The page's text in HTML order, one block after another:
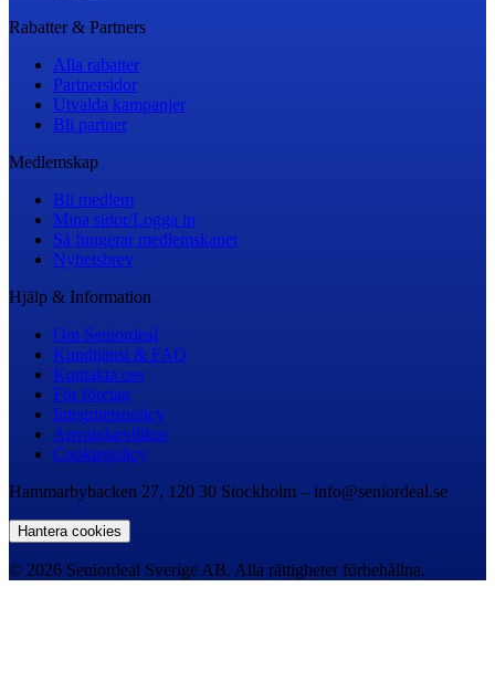
Rabatter & Partners
Alla rabatter
Partnersidor
Utvalda kampanjer
Bli partner
Medlemskap
Bli medlem
Mina sidor/Logga in
Så fungerar medlemskapet
Nyhetsbrev
Hjälp & Information
Om Seniordeal
Kundtjänst & FAQ
Kontakta oss
För företag
Integritetspolicy
Användarvillkor
Cookiepolicy
Hammarbybacken 27, 120 30 Stockholm – info@seniordeal.se
Hantera cookies
© 2026 Seniordeal Sverige AB. Alla rättigheter förbehållna.